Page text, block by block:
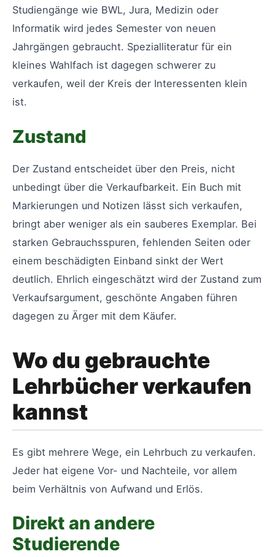
Studiengänge wie BWL, Jura, Medizin oder
Informatik wird jedes Semester von neuen
Jahrgängen gebraucht. Spezialliteratur für ein
kleines Wahlfach ist dagegen schwerer zu
verkaufen, weil der Kreis der Interessenten klein
ist.
Zustand
Der Zustand entscheidet über den Preis, nicht
unbedingt über die Verkaufbarkeit. Ein Buch mit
Markierungen und Notizen lässt sich verkaufen,
bringt aber weniger als ein sauberes Exemplar. Bei
starken Gebrauchsspuren, fehlenden Seiten oder
einem beschädigten Einband sinkt der Wert
deutlich. Ehrlich eingeschätzt wird der Zustand zum
Verkaufsargument, geschönte Angaben führen
dagegen zu Ärger mit dem Käufer.
Wo du gebrauchte
Lehrbücher verkaufen
kannst
Es gibt mehrere Wege, ein Lehrbuch zu verkaufen.
Jeder hat eigene Vor- und Nachteile, vor allem
beim Verhältnis von Aufwand und Erlös.
Direkt an andere
Studierende